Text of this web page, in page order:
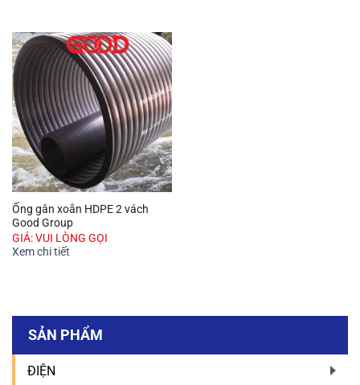
SẢN PHẨM
ĐIỆN
Ống gân xoắn HDPE 2 vách
Good Group
GIÁ: VUI LÒNG GỌI
Xem chi tiết